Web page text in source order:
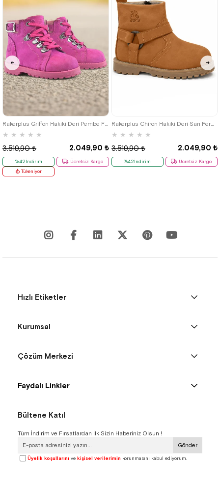
★ ★ ★ ★ ★
2.049,90 ₺
3.519,90 ₺
%42İndirim
Ücretsiz Kargo
Tükeniyor
21 22
Rakerplus Chiron Hakiki Deri Sarı Fermuarlı Unisex Bebek Çizme
★ ★ ★ ★ ★
2.049,90 ₺
3.519,90 ₺
%42İndirim Ücretsiz Kargo
Hızlı Etiketler
Kurumsal
Çözüm Merkezi
Faydalı Linkler
Bültene Katıl
Tüm İndirim ve Fırsatlardan İlk Sizin Haberiniz Olsun !
Gönder
Üyelik koşullarını ve kişisel verilerimin korunmasını kabul ediyorum.